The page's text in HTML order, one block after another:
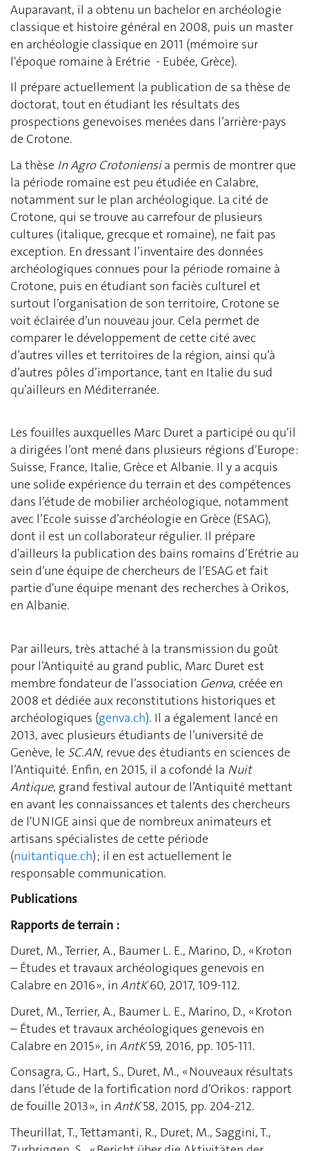
Auparavant, il a obtenu un bachelor en archéologie
classique et histoire général en 2008, puis un master
en archéologie classique en 2011 (mémoire sur
l'époque romaine à Erétrie - Eubée, Grèce).
Il prépare actuellement la publication de sa thèse de
doctorat, tout en étudiant les résultats des
prospections genevoises menées dans l’arrière-pays
de Crotone.
La thèse In Agro Crotoniensia permis de montrer que
la période romaine est peu étudiée en Calabre,
notamment sur le plan archéologique. La cité de
Crotone, qui se trouve au carrefour de plusieurs
cultures (italique, grecque et romaine), ne fait pas
exception. En dressant l’inventaire des données
archéologiques connues pour la période romaine à
Crotone, puis en étudiant son faciès culturel et
surtout l’organisation de son territoire, Crotone se
voit éclairée d’un nouveau jour. Cela permet de
comparer le développement de cette cité avec
d’autres villes et territoires de la région, ainsi qu’à
d’autres pôles d’importance, tant en Italie du sud
qu’ailleurs en Méditerranée.
Les fouilles auxquelles Marc Duret a participé ou qu’il
a dirigées l’ont mené dans plusieurs régions d’Europe :
Suisse, France, Italie, Grèce et Albanie. Il y a acquis
une solide expérience du terrain et des compétences
dans l’étude de mobilier archéologique, notamment
avec l’Ecole suisse d’archéologie en Grèce (ESAG),
dont il est un collaborateur régulier. Il prépare
d'ailleurs la publication des bains romains d’Erétrie au
sein d’une équipe de chercheurs de l’ESAG et fait
partie d'une équipe menant des recherches à Orikos,
en Albanie.
Par ailleurs, très attaché à la transmission du goût
pour l’Antiquité au grand public, Marc Duret est
membre fondateur de l’association Genva, créée en
2008 et dédiée aux reconstitutions historiques et
archéologiques (genva.ch). Il a également lancé en
2013, avec plusieurs étudiants de l’université de
Genève, le SC.AN, revue des étudiants en sciences de
l’Antiquité. Enfin, en 2015, il a cofondé la Nuit
Antique, grand festival autour de l’Antiquité mettant
en avant les connaissances et talents des chercheurs
de l'UNIGE ainsi que de nombreux animateurs et
artisans spécialistes de cette période
(nuitantique.ch) ; il en est actuellement le
responsable communication.
Publications
Rapports de terrain :
Duret, M., Terrier, A., Baumer L. E., Marino, D., « Kroton
– Études et travaux archéologiques genevois en
Calabre en 2016 », in AntK60, 2017, 109-112.
Duret, M., Terrier, A., Baumer L. E., Marino, D., « Kroton
– Études et travaux archéologiques genevois en
Calabre en 2015 », in AntK59, 2016, pp. 105-111.
Consagra, G., Hart, S., Duret, M., « Nouveaux résultats
dans l’étude de la fortification nord d’Orikos: rapport
de fouille 2013 », in AntK58, 2015, pp. 204-212.
Theurillat, T., Tettamanti, R., Duret, M., Saggini, T.,